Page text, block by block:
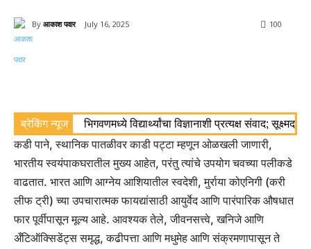
By आकाश पवार July 16, 2025 100
ब्रेकिंग न्यूज भिगवणमध्ये विद्यार्थ्यांचा विज्ञानाशी प्रत्यक्ष संवाद;
कडी पाने, स्थानिक पातळीवर काडी पट्टा म्हणून ओळखली जाणारी,
भारतीय स्वयंपाकघरातील मुख्य आहेत, परंतु त्यांचे उपयोग चवच्या पलीकडे
वाढतात. भारत आणि आग्नेय आशियातील स्वदेशी, मुर्राया कोएनिगी (करी
लीफ ट्री) च्या उपचारात्मक फायद्यांसाठी आयुर्वेद आणि पारंपारिक औषधात
फार पूर्वीपासून मूल्य आहे. आवश्यक तेले, जीवनसत्त्वे, खनिजे आणि
अँटिऑक्सिडेंट्स समृद्ध, कढीपत्ता आणि मधुमेह आणि संक्रमणापासून ते